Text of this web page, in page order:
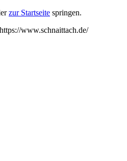
zur Startseite springen.
www.schnaittach.de/